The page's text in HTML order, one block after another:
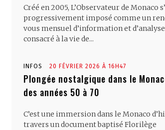
Créé en 2005, L’Observateur de Monaco
progressivement imposé comme un
vous mensuel d’information et d’analyse
consacré à la vie de...
INFOS 20 FÉVRIER 2026 À 16H47
Plongée nostalgique dans le
des années 50 à 70
C’est une immersion dans le Monaco
travers un document baptisé Florilège